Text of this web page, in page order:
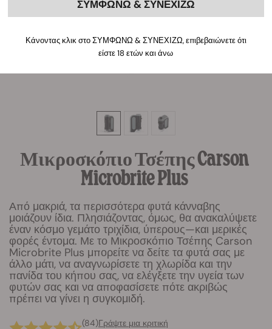
Μικροσκόπιο Τσέπης Carson
Microbrite Plus
Από μακριά, τα περισσότερα φυτά κάνναβης
μοιάζουν ίδια. Πλησιάζοντας, όμως, θα ανακαλύψετε
έναν κόσμο γεμάτο τριχίδια, ύπερους—και μερικές
φορές έντομα. Με το Μικροσκόπιο Τσέπης Carson
Microbrite Plus μπορείτε να δείτε τα φυτά σας με
άλλο μάτι, να αναγνωρίσετε τη χλωρίδα και την
πανίδα του κήπου σας, να ελέγξετε την υγεία των
φυτών σας και να αποφασίσετε πότε ακριβώς
πρέπει να γίνει η συγκομιδή.
(84)Γράψτε μια κριτική
ΣΥΜΦΩΝΩ & ΣΥΝΕΧΙΖΩ
Κάνοντας κλικ στο ΣΥΜΦΩΝΩ & ΣΥΝΕΧΙΖΩ, επιβεβαιώνετε ότι
είστε 18 ετών και άνω